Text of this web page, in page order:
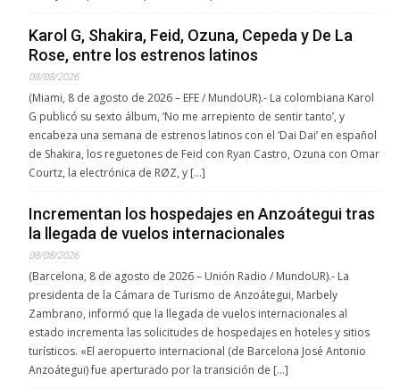
Karol G, Shakira, Feid, Ozuna, Cepeda y De La
Rose, entre los estrenos latinos
08/08/2026
(Miami, 8 de agosto de 2026 – EFE / MundoUR).- La colombiana Karol
G publicó su sexto álbum, ‘No me arrepiento de sentir tanto’, y
encabeza una semana de estrenos latinos con el ‘Dai Dai’ en español
de Shakira, los reguetones de Feid con Ryan Castro, Ozuna con Omar
Courtz, la electrónica de RØZ, y […]
Incrementan los hospedajes en Anzoátegui tras
la llegada de vuelos internacionales
08/08/2026
(Barcelona, 8 de agosto de 2026 – Unión Radio / MundoUR).- La
presidenta de la Cámara de Turismo de Anzoátegui, Marbely
Zambrano, informó que la llegada de vuelos internacionales al
estado incrementa las solicitudes de hospedajes en hoteles y sitios
turísticos. «El aeropuerto internacional (de Barcelona José Antonio
Anzoátegui) fue aperturado por la transición de […]